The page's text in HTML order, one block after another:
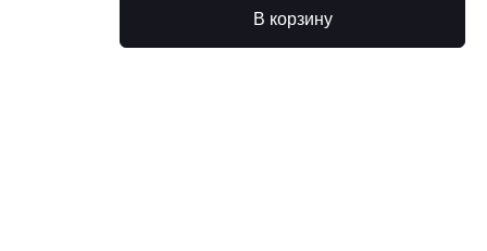
В корзину